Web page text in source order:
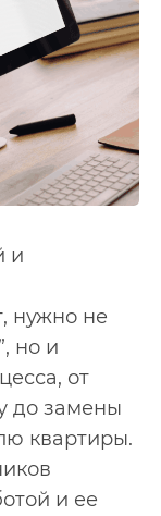
и
нужно не
но и
от
до замены
квартиры.
и ее